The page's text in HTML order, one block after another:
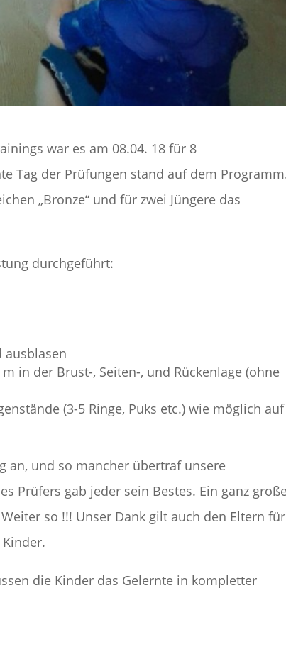
war es am 08.04. 18 für 8
Tag der Prüfungen stand auf dem
„Bronze“ und für zwei Jüngere das
durchgeführt:
ausblasen
in der Brust-, Seiten-, und Rückenlage (ohne
(3-5 Ringe, Puks etc.) wie möglich auf
an, und so mancher übertraf unsere
Prüfers gab jeder sein Bestes. Ein ganz
so !!! Unser Dank gilt auch den Eltern für
die Kinder das Gelernte in kompletter